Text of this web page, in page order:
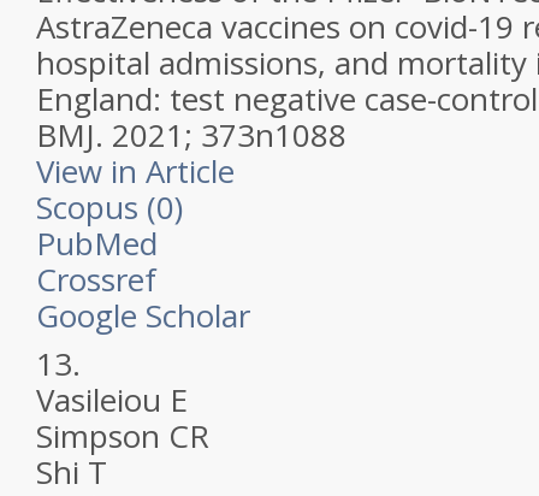
AstraZeneca vaccines on covid-19
hospital admissions, and
England: test negative case-
BMJ. 2021; 373n1088
View in Article
Scopus (0)
PubMed
Crossref
Google Scholar
13.
Vasileiou E
Simpson CR
Shi T